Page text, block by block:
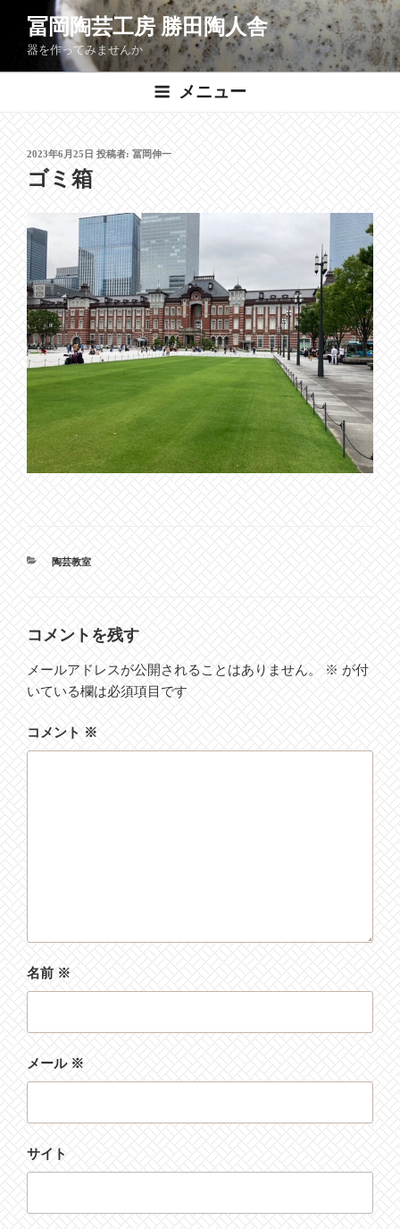
ン
へ
ス
キ
ッ
プ
冨岡陶芸工房 勝田陶人舎
器を作ってみませんか
メニュー
投
稿
日:
2023年6月25日投稿者:冨岡伸一
ゴミ箱
カ
テ
ゴ
リ
ー
陶芸教室
コメントを残す
メールアドレスが公開されることはありません。 ※が付
いている欄は必須項目です
コメント※
名前※
メール※
サイト